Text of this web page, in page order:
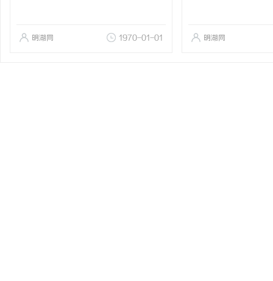
明湖网 1970-01-01 明湖网